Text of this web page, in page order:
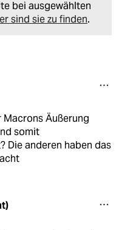
bei ausgewählten
sind sie zu finden.
Macrons Äußerung
somit
Die anderen haben das